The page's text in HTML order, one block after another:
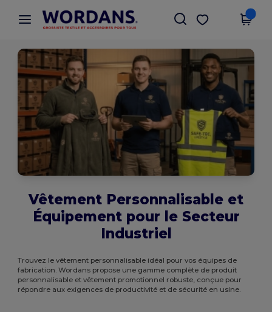
× Appli Wordans
Meilleurs prix sur l’app !
Obtenir l'appli
Vêtement Personnalisable et
Équipement pour le Secteur
Industriel
Trouvez le vêtement personnalisable idéal pour vos équipes de
fabrication. Wordans propose une gamme complète de produit
personnalisable et vêtement promotionnel robuste, conçue pour
répondre aux exigences de productivité et de sécurité en usine.